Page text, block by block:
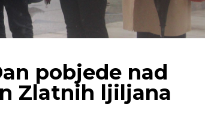
pobjede nad
Zlatnih ljiljana